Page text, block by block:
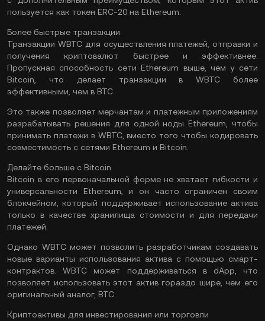
пользуется как токен ERC-20 на Ethereum.
Более быстрые транзакции
Транзакции WBTC для осуществления платежей, отправки и
получения криптовалют быстрее и эффективнее.
Пропускная способность сети Ethereum выше, чем у сети
Bitcoin, что делает транзакции в WBTC более
эффективными, чем в BTC.
Это также позволяет мерчантам и платежным приложениям
разрабатывать решения для одной ноды Ethereum, чтобы
принимать платежи в WBTC, вместо того чтобы кодировать
совместимость с сетями Ethereum и Bitcoin.
Делайте больше с Bitcoin
Bitcoin в его первоначальной форме не хватает гибкости и
универсальности Ethereum, и он часто ограничен своим
блокчейном, который поддерживает использование актива
только в качестве хранилища стоимости и для передачи
платежей.
Однако WBTC может позволить разработчикам создавать
новые варианты использования актива с помощью смарт-
контрактов. WBTC может поддерживаться в dApp, что
позволяет использовать этот актив гораздо шире, чем его
оригинальный аналог, BTC.
Криптоактивы для инвестирования или торговли